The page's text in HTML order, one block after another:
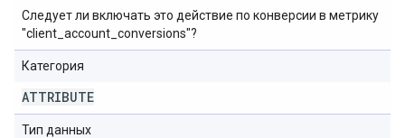
Следует ли включать это действие по конверсии в метрику
"client_account_conversions"?
Категория
ATTRIBUTE
Тип данных